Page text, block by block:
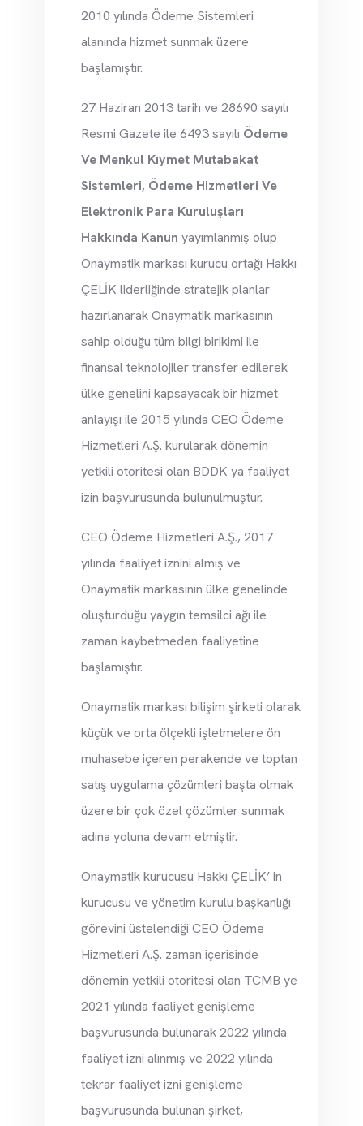
2010 yılında Ödeme Sistemleri
alanında hizmet sunmak üzere
başlamıştır.
27 Haziran 2013 tarih ve 28690 sayılı
Resmi Gazete ile 6493 sayılı Ödeme
Ve Menkul Kıymet Mutabakat
Sistemleri, Ödeme Hizmetleri Ve
Elektronik Para Kuruluşları
Hakkında Kanun yayımlanmış olup
Onaymatik markası kurucu ortağı Hakkı
ÇELİK liderliğinde stratejik planlar
hazırlanarak Onaymatik markasının
sahip olduğu tüm bilgi birikimi ile
finansal teknolojiler transfer edilerek
ülke genelini kapsayacak bir hizmet
anlayışı ile 2015 yılında CEO Ödeme
Hizmetleri A.Ş. kurularak dönemin
yetkili otoritesi olan BDDK ya faaliyet
izin başvurusunda bulunulmuştur.
CEO Ödeme Hizmetleri A.Ş., 2017
yılında faaliyet iznini almış ve
Onaymatik markasının ülke genelinde
oluşturduğu yaygın temsilci ağı ile
zaman kaybetmeden faaliyetine
başlamıştır.
Onaymatik markası bilişim şirketi olarak
küçük ve orta ölçekli işletmelere ön
muhasebe içeren perakende ve toptan
satış uygulama çözümleri başta olmak
üzere bir çok özel çözümler sunmak
adına yoluna devam etmiştir.
Onaymatik kurucusu Hakkı ÇELİK’ in
kurucusu ve yönetim kurulu başkanlığı
görevini üstelendiği CEO Ödeme
Hizmetleri A.Ş. zaman içerisinde
dönemin yetkili otoritesi olan TCMB ye
2021 yılında faaliyet genişleme
başvurusunda bulunarak 2022 yılında
faaliyet izni alınmış ve 2022 yılında
tekrar faaliyet izni genişleme
başvurusunda bulunan şirket,